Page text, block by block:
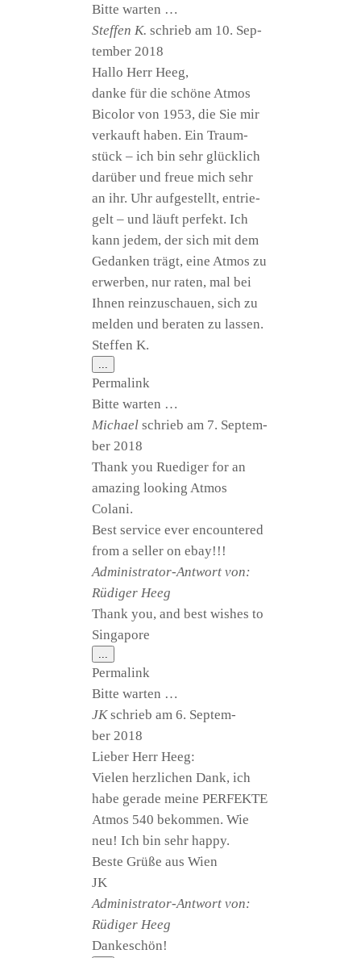
Bit­te warten …
Stef­fen K. schrieb am 10. Sep­
tem­ber 2018
Hal­lo Herr Heeg,
dan­ke für die schö­ne Atmos
Bico­lor von 1953, die Sie mir
ver­kauft haben. Ein Traum­
stück – ich bin sehr glück­lich
dar­über und freue mich sehr
an ihr. Uhr auf­ge­stellt, ent­rie­
gelt – und läuft per­fekt. Ich
kann jedem, der sich mit dem
Gedan­ken trägt, eine Atmos zu
erwer­ben, nur raten, mal bei
Ihnen rein­zu­schau­en, sich zu
mel­den und bera­ten zu lassen.
Stef­fen K.
...
Metabox
ein-/ausblenden.
Per­ma­link
Bit­te warten …
Micha­el schrieb am 7. Sep­tem­
ber 2018
Thank you Rue­di­ger for an
ama­zing loo­king Atmos
Colani.
Best ser­vice ever encoun­te­red
from a sel­ler on ebay!!!
Admi­nis­tra­tor-Ant­wort von:
Rüdi­ger Heeg
Thank you, and best wis­hes to
Singapore
...
Metabox
ein-/ausblenden.
Per­ma­link
Bit­te warten …
JK schrieb am 6. Sep­tem­
ber 2018
Lie­ber Herr Heeg:
Vie­len herz­li­chen Dank, ich
habe gera­de mei­ne PER­FEK­TE
Atmos 540 bekom­men. Wie
neu! Ich bin sehr happy.
Bes­te Grü­ße aus Wien
JK
Admi­nis­tra­tor-Ant­wort von:
Rüdi­ger Heeg
Dankeschön!